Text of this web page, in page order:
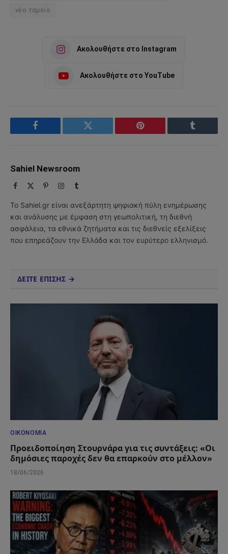
νέο ταμείο
Ακολουθήστε στο Instagram
Ακολουθήστε στο YouTube
Facebook Twitter Pinterest Tumblr
Sahiel Newsroom
Facebook PinterestInstagram
Tumblr
Το Sahiel.gr είναι ανεξάρτητη ψηφιακή πύλη ενημέρωσης
και ανάλυσης με έμφαση στη γεωπολιτική, τη διεθνή
ασφάλεια, τα εθνικά ζητήματα και τις διεθνείς εξελίξεις
που επηρεάζουν την Ελλάδα και τον ευρύτερο ελληνισμό.
ΔΕΙΤΕ ΕΠΙΣΗΣ →
ΟΙΚΟΝΟΜΊΑ
Προειδοποίηση Στουρνάρα για τις συντάξεις: «Οι
δημόσιες παροχές δεν θα επαρκούν στο μέλλον»
18/06/2026